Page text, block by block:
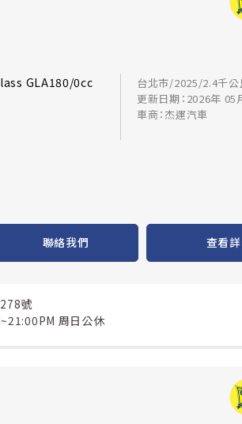
GLA180/0cc
台北市/2025/2.4千公
更新日期：2026年 05
車商：杰運汽車
聯絡我們 查看
號
周日公休